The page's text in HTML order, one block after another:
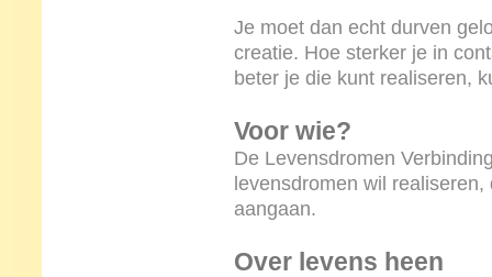
Je moet dan echt durven
creatie. Hoe sterker je in
beter je die kunt realiseren,
Voor wie?
De Levensdromen
levensdromen wil
aangaan.
Over levens heen